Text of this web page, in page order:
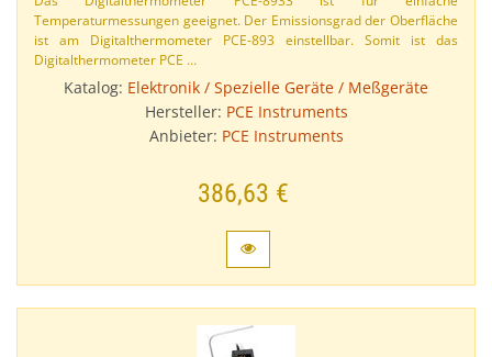
Temperaturmessungen geeignet. Der Emissionsgrad der Oberfläche
ist am Digitalthermometer PCE-​893 einstellbar. Somit ist das
Digitalthermometer PCE …
Katalog: Elektronik / Spezielle Geräte / Meßgeräte
Hersteller: PCE Instruments
Anbieter: PCE Instruments
386,63 €